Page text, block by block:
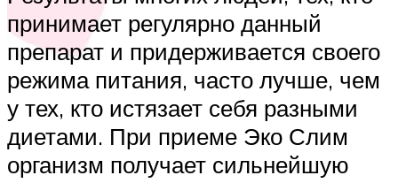
принимает регулярно данный
препарат и придерживается своего
режима питания, часто лучше, чем
у тех, кто истязает себя разными
диетами. При приеме Эко Слим
организм получает сильнейшую